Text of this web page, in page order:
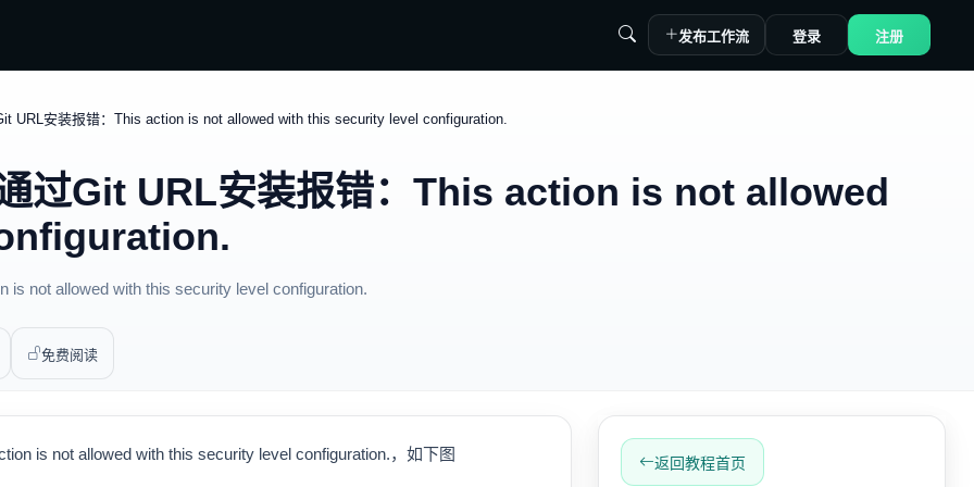
发布工作流 登录 注册
URL安装报错：This action is not allowed with this security level configuration.
过Git URL安装报错：This action is not allowed
not allowed with this security level configuration.
免费阅读
is not allowed with this security level configuration.，如下图 返回教程首页